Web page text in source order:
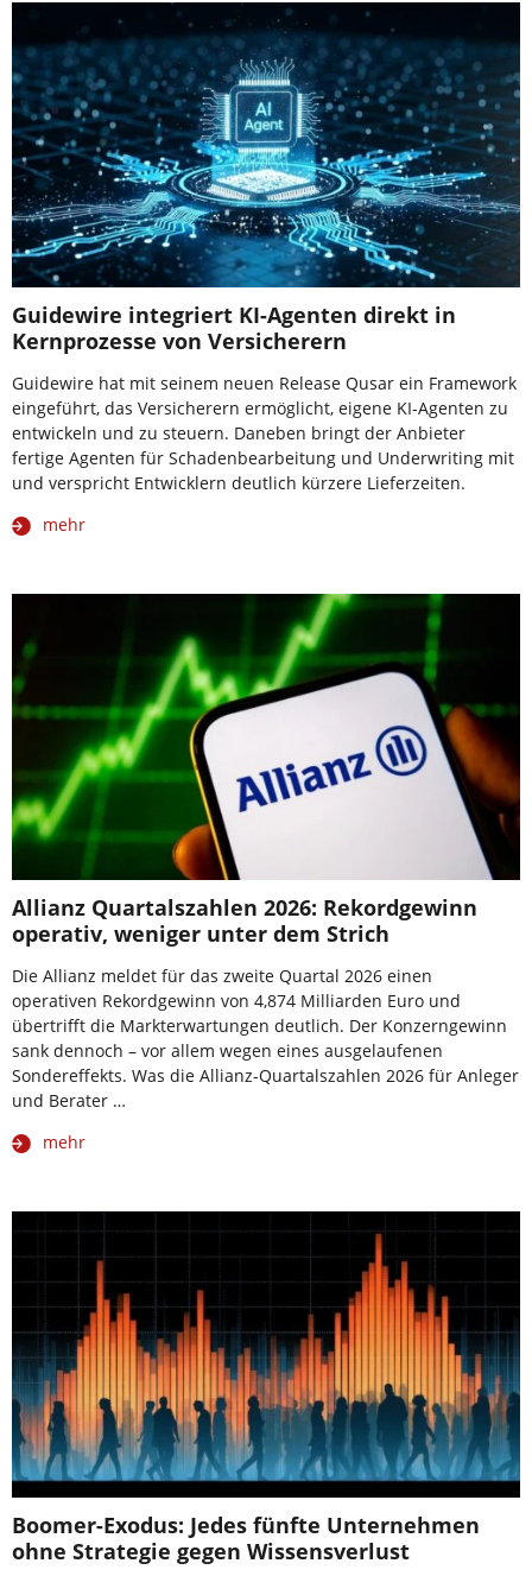
Guidewire integriert KI-Agenten direkt in
Kernprozesse von Versicherern
Guidewire hat mit seinem neuen Release Qusar ein Framework
eingeführt, das Versicherern ermöglicht, eigene KI-Agenten zu
entwickeln und zu steuern. Daneben bringt der Anbieter
fertige Agenten für Schadenbearbeitung und Underwriting mit
und verspricht Entwicklern deutlich kürzere Lieferzeiten.
mehr
Allianz Quartalszahlen 2026: Rekordgewinn
operativ, weniger unter dem Strich
Die Allianz meldet für das zweite Quartal 2026 einen
operativen Rekordgewinn von 4,874 Milliarden Euro und
übertrifft die Markterwartungen deutlich. Der Konzerngewinn
sank dennoch – vor allem wegen eines ausgelaufenen
Sondereffekts. Was die Allianz-Quartalszahlen 2026 für Anleger
und Berater …
mehr
Boomer-Exodus: Jedes fünfte Unternehmen
ohne Strategie gegen Wissensverlust